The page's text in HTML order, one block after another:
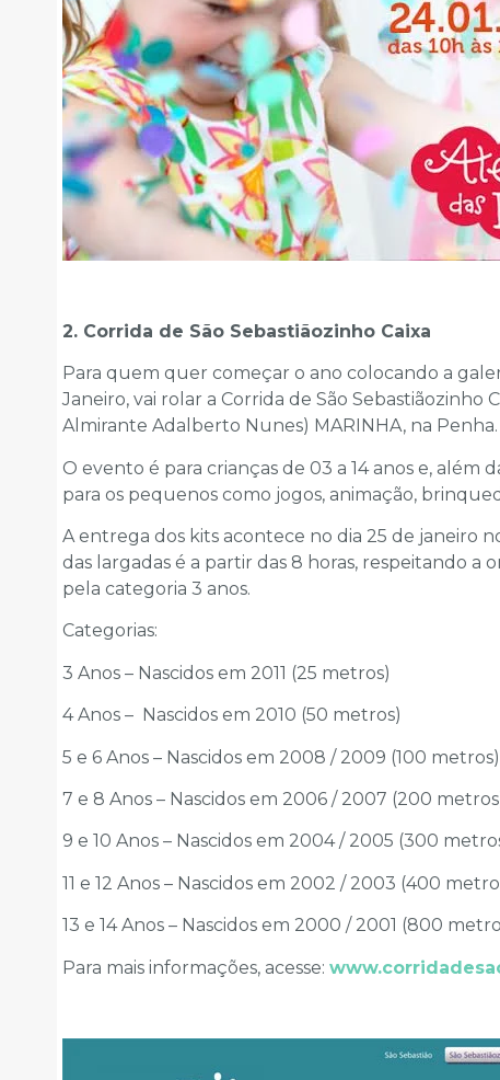
2. Corrida de São Sebastiãozinho Caixa
Para quem quer começar o ano colocando a
Janeiro, vai rolar a Corrida de São Sebastiãozinho
Almirante Adalberto Nunes) MARINHA, na Penha.
O evento é para crianças de 03 a 14 anos e, além
para os pequenos como jogos, animação,
A entrega dos kits acontece no dia 25 de janeiro
das largadas é a partir das 8 horas, respeitando a
pela categoria 3 anos.
Categorias:
3 Anos – Nascidos em 2011 (25 metros)
4 Anos – Nascidos em 2010 (50 metros)
5 e 6 Anos – Nascidos em 2008 / 2009 (100 metros)
7 e 8 Anos – Nascidos em 2006 / 2007 (200
9 e 10 Anos – Nascidos em 2004 / 2005 (300
11 e 12 Anos – Nascidos em 2002 / 2003 (400
13 e 14 Anos – Nascidos em 2000 / 2001 (800
Para mais informações, acesse: